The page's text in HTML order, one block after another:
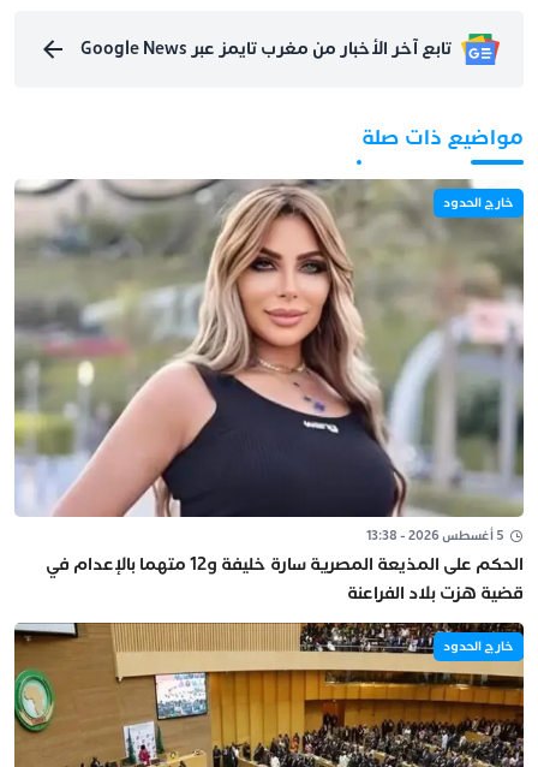
تابع آخر الأخبار من مغرب تايمز عبر Google News
مواضيع ذات صلة
خارج الحدود
5 أغسطس 2026 - 13:38
الحكم على المذيعة المصرية سارة خليفة و12 متهما بالإعدام في
قضية هزت بلاد الفراعنة
خارج الحدود